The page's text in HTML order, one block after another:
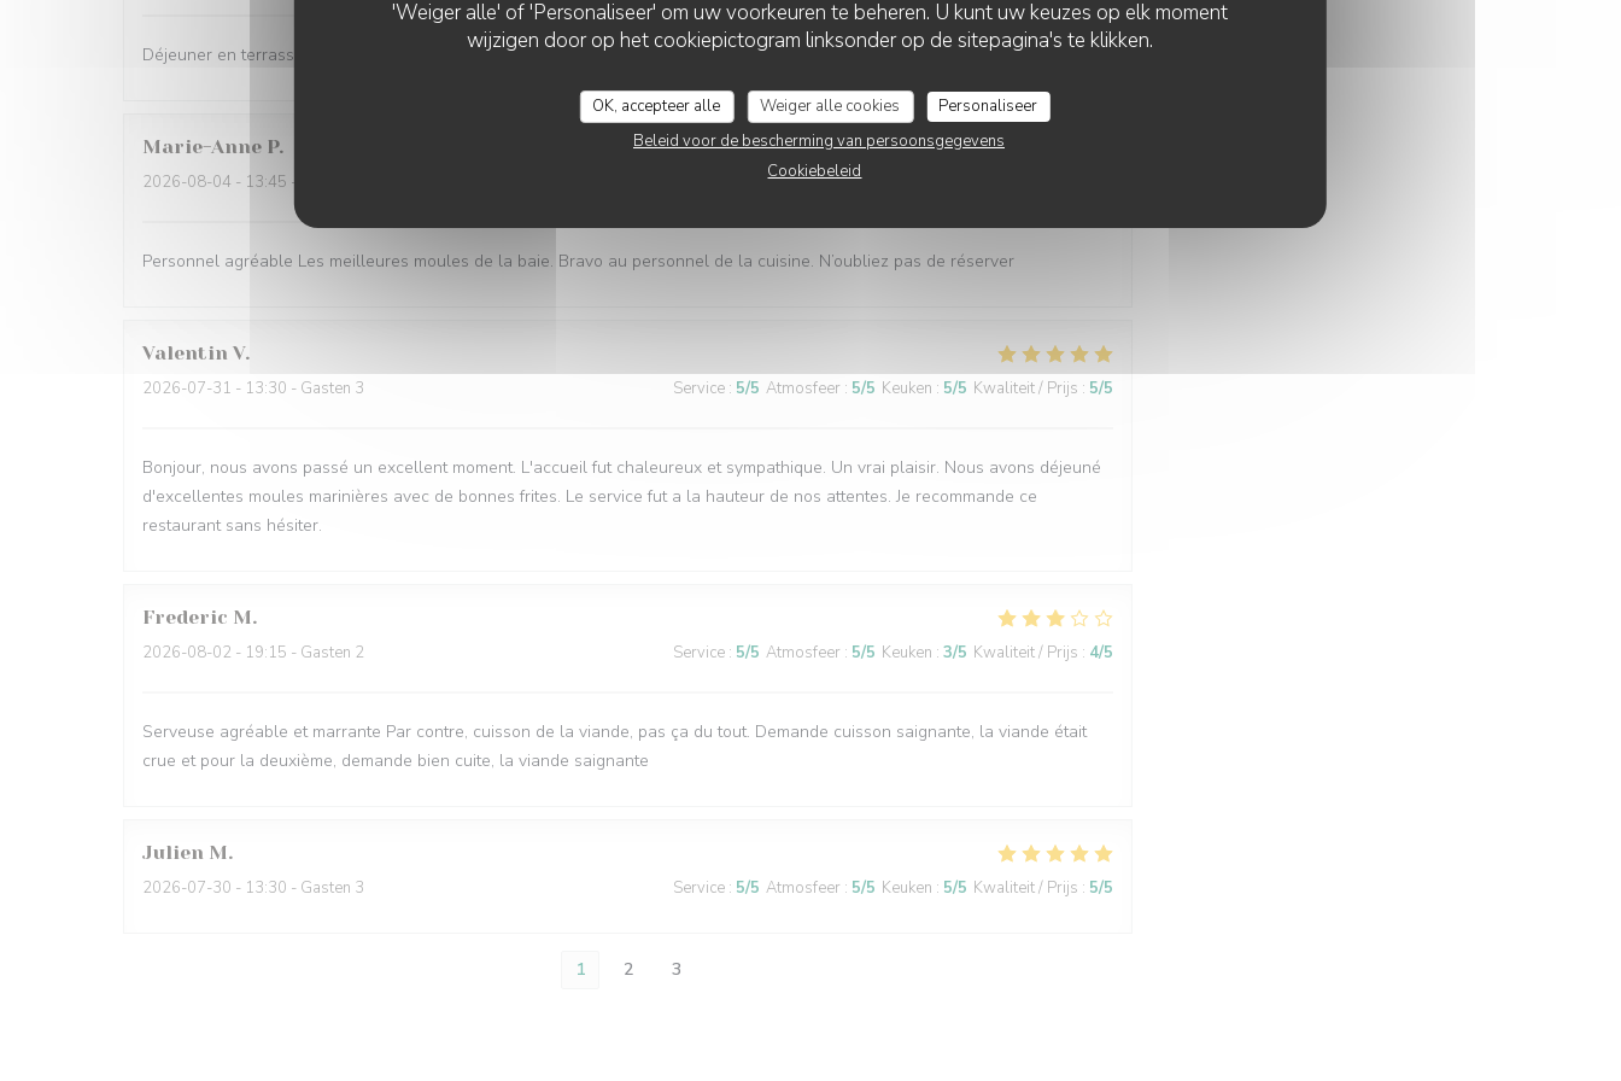
'Weiger alle' of 'Personaliseer' om uw voorkeuren te beheren. U kunt uw keuzes op elk moment
wijzigen door op het cookiepictogram linksonder op de sitepagina's te klikken.
OK, accepteer alle Weiger alle cookies
Personaliseer
Beleid voor de bescherming van persoonsgegevens
Cookiebeleid
Déjeuner en terrasse très agréable et des plats de qualité ( les moules sont extra), un service rapide, nous reviendrons
Marie-Anne P
2026-08-04 - 13:45 - Gasten 4 Atmosfeer:5/5
Personnel agréable Les meilleures moules de la baie. Bravo au personnel de la cuisine. N’oubliez pas de réserver
Valentin V
2026-07-31 - 13:30 - Gasten 3 Service : 5/5 Atmosfeer : 5/5 Keuken : 5/5 Kwaliteit / Prijs : 5/5
Bonjour, nous avons passé un excellent moment. L'accueil fut chaleureux et sympathique. Un vrai plaisir. Nous avons déjeuné
d'excellentes moules marinières avec de bonnes frites. Le service fut a la hauteur de nos attentes. Je recommande ce
restaurant sans hésiter.
Frederic M
2026-08-02 - 19:15 - Gasten 2 Service : 5/5 Atmosfeer : 5/5 Keuken : 3/5 Kwaliteit / Prijs : 4/5
Serveuse agréable et marrante Par contre, cuisson de la viande, pas ça du tout. Demande cuisson saignante, la viande était
crue et pour la deuxième, demande bien cuite, la viande saignante
Julien M
2026-07-30 - 13:30 - Gasten 3 Service : 5/5 Atmosfeer : 5/5 Keuken : 5/5 Kwaliteit / Prijs : 5/5
1 2 3